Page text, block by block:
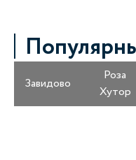
Завидово
Роза
Хутор